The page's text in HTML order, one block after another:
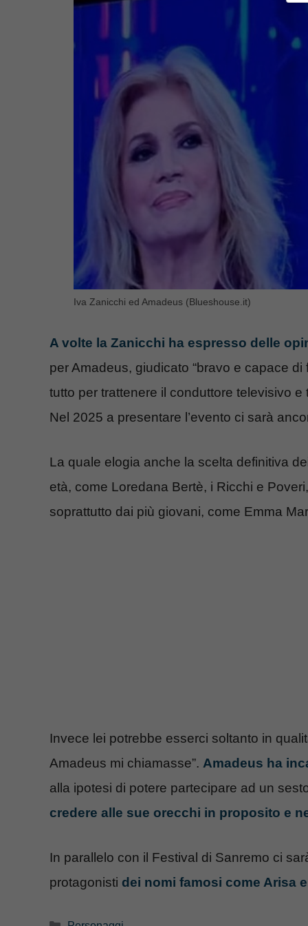
Iva Zanicchi ed Amadeus (Blueshouse.it)
A volte la Zanicchi ha espresso delle
per Amadeus, giudicato “bravo e capace
tutto per trattenere il conduttore televisivo
Nel 2025 a presentare l’evento ci sarà
La quale elogia anche la scelta definitiva
età, come Loredana Bertè, i Ricchi e
soprattutto dai più giovani, come Emma
Invece lei potrebbe esserci soltanto in
Amadeus mi chiamasse”. Amadeus ha
alla ipotesi di potere partecipare ad un
credere alle sue orecchi in proposito e
In parallelo con il Festival di Sanremo ci
protagonisti dei nomi famosi come Arisa